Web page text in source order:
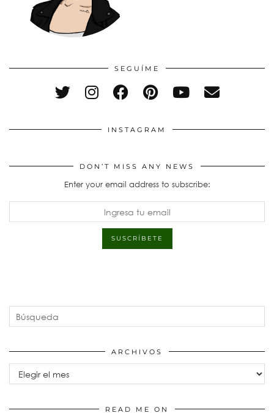
SEGUÍME
INSTAGRAM
DON’T MISS ANY NEWS
Enter your email address to subscribe:
ARCHIVOS
READ ME ON